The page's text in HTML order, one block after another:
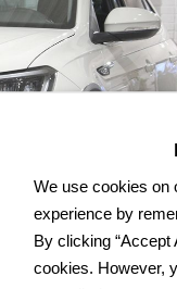
We use cookies on
experience by
By clicking “Accept
cookies. However,